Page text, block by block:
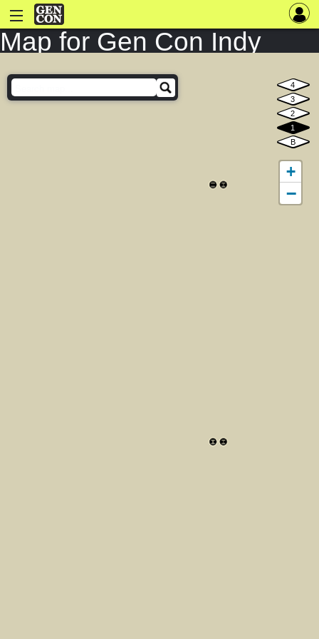
Map for Gen Con Indy
2024
4
3
2
1
B
+
−